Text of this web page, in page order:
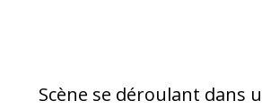
Scène se déroulant dans